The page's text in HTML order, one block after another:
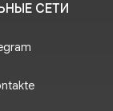
СЕТИ